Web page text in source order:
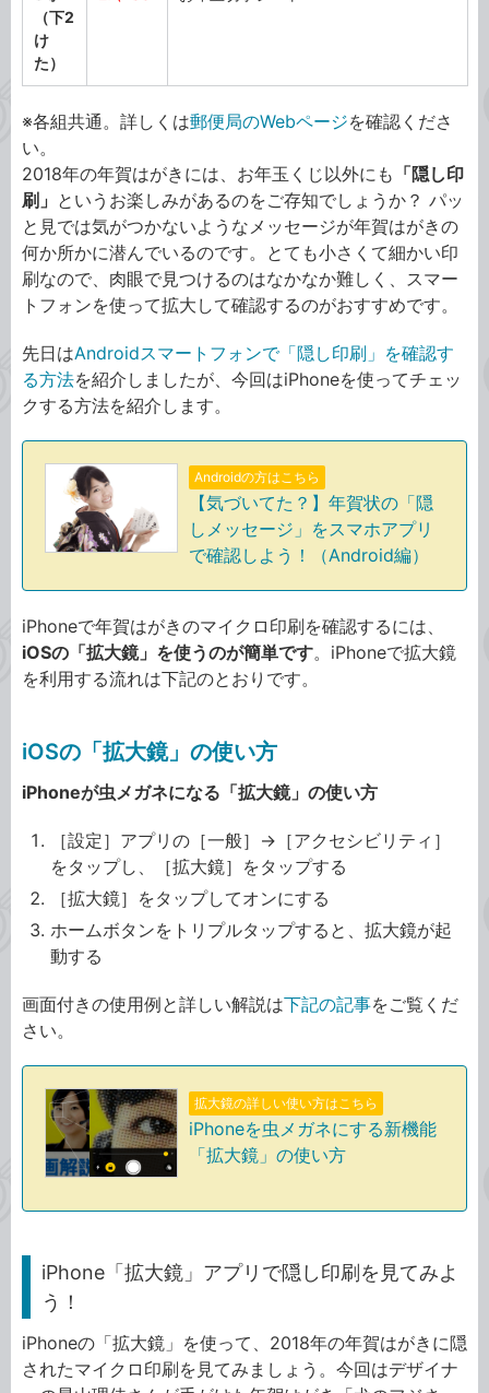
号
（下2
け
た）
※各組共通。詳しくは郵便局のWebページを確認くださ
い。
2018年の年賀はがきには、お年玉くじ以外にも 「隠し印
刷」 というお楽しみがあるのをご存知でしょうか？ パッ
と見では気がつかないようなメッセージが年賀はがきの
何か所かに潜んでいるのです。とても小さくて細かい印
刷なので、肉眼で見つけるのはなかなか難しく、スマー
トフォンを使って拡大して確認するのがおすすめです。
先日はAndroidスマートフォンで「隠し印刷」を確認す
る方法を紹介しましたが、今回はiPhoneを使ってチェッ
クする方法を紹介します。
Androidの方はこちら
【気づいてた？】年賀状の「隠
しメッセージ」をスマホアプリ
で確認しよう！（Android編）
iPhoneで年賀はがきのマイクロ印刷を確認するには、
iOSの「拡大鏡」を使うのが簡単です。iPhoneで拡大鏡
を利用する流れは下記のとおりです。
iOSの「拡大鏡」の使い方
iPhoneが虫メガネになる「拡大鏡」の使い方
［設定］アプリの［一般］→［アクセシビリティ］
をタップし、［拡大鏡］をタップする
［拡大鏡］をタップしてオンにする
ホームボタンをトリプルタップすると、拡大鏡が起
動する
画面付きの使用例と詳しい解説は下記の記事をご覧くだ
さい。
拡大鏡の詳しい使い方はこちら
iPhoneを虫メガネにする新機能
「拡大鏡」の使い方
iPhone「拡大鏡」アプリで隠し印刷を見てみよ
う！
iPhoneの「拡大鏡」を使って、2018年の年賀はがきに隠
されたマイクロ印刷を見てみましょう。今回はデザイナ